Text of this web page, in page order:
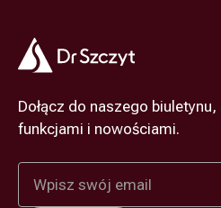
Dołącz do naszego
funkcjami i nowościami.